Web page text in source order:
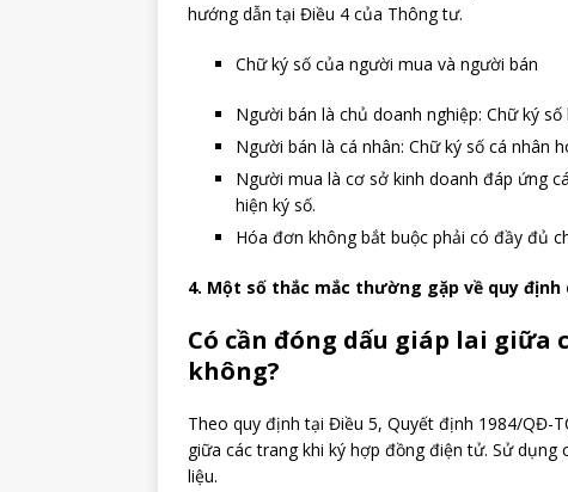
hướng dẫn tại Điều 4 của Thông tư.
Chữ ký số của người mua và người bán
Người bán là chủ doanh nghiệp: Chữ ký
Người bán là cá nhân: Chữ ký số cá nhân
Người mua là cơ sở kinh doanh đáp ứng
hiện ký số.
Hóa đơn không bắt buộc phải có đầy đủ
4. Một số thắc mắc thường gặp về quy định
Có cần đóng dấu giáp lai
không?
Theo quy định tại Điều 5, Quyết định 1984/QĐ-
giữa các trang khi ký hợp đồng điện tử. Sử
liệu.